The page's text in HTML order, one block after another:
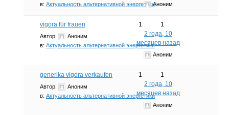
в: Актуальность альтернативной энергетикиАноним
vigora für frauen
Автор:
Аноним
в: Актуальность альтернативной энергетики
1
1
2 года, 10
месяцев назад
Аноним
generika vigora verkaufen
Автор:
Аноним
в: Актуальность альтернативной энергетики
1
1
2 года, 10
месяцев назад
Аноним